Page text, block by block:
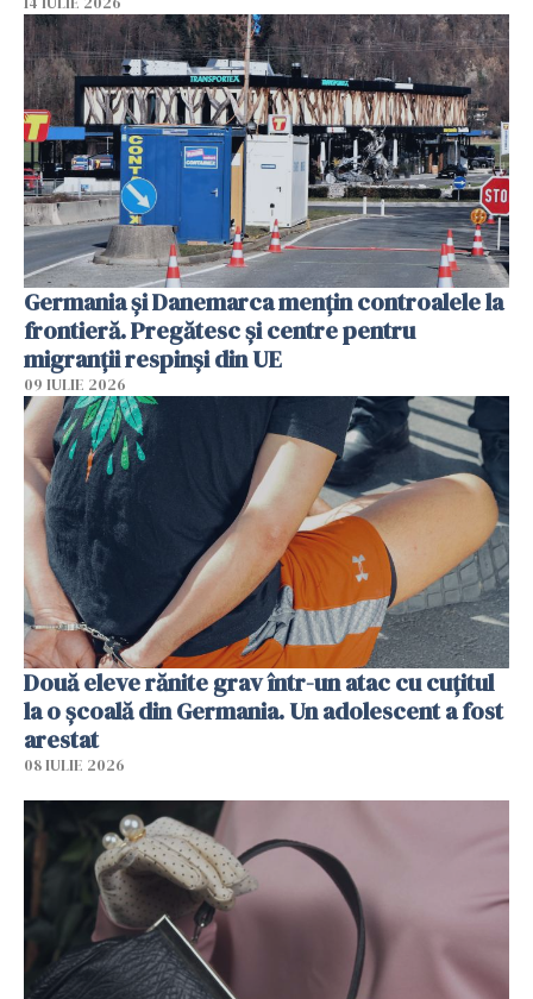
Germania și Danemarca mențin controalele la
frontieră. Pregătesc și centre pentru
migranții respinși din UE
09 IULIE 2026
Două eleve rănite grav într-un atac cu cuțitul
la o școală din Germania. Un adolescent a fost
arestat
08 IULIE 2026